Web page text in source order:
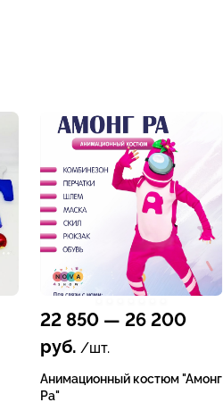
22 850— 26 200
руб. /шт.
Анимационный костюм "Амонг
Ра"